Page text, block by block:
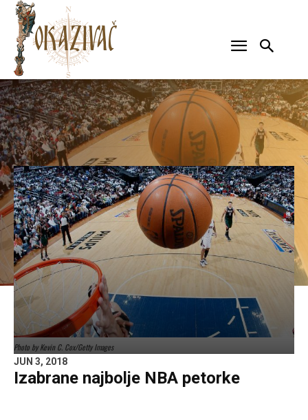
Photo by Kevin C. Cox/Getty Images
JUN 3, 2018
Izabrane najbolje NBA petorke